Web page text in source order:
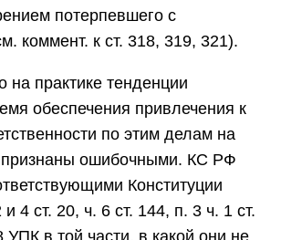
потерпевшего с
коммент. к ст. 318, 319, 321).
практике тенденции
обеспечения привлечения к
по этим делам на
признаны ошибочными. КС РФ
Конституции
4 ст. 20, ч. 6 ст. 144, п. 3 ч. 1 ст.
УПК в той части, в какой они не